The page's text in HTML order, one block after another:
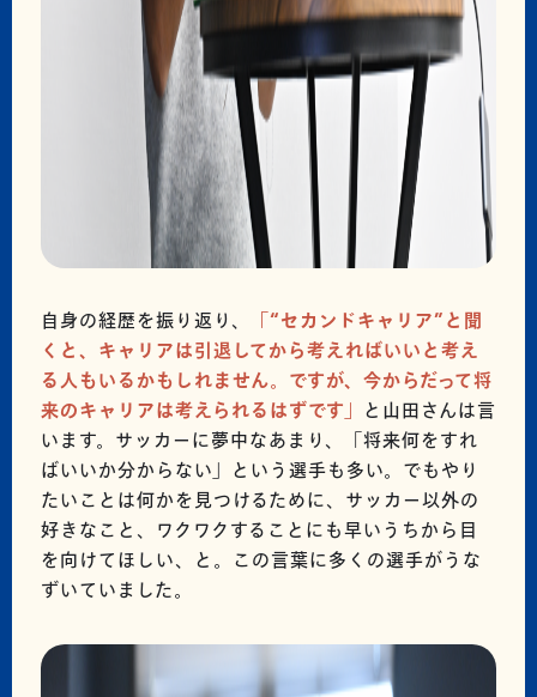
自身の経歴を振り返り、
「“セカンドキャリア”と聞
くと、キャリアは引退してから考えればいいと考え
る人もいるかもしれません。ですが、今からだって将
来のキャリアは考えられるはずです」 と山田さんは言
います。サッカーに夢中なあまり、「将来何をすれ
ばいいか分からない」という選手も多い。でもやり
たいことは何かを見つけるために、サッカー以外の
好きなこと、ワクワクすることにも早いうちから目
を向けてほしい、と。この言葉に多くの選手がうな
ずいていました。